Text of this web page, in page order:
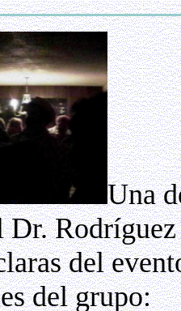
Una
Dr.
del
del grupo: